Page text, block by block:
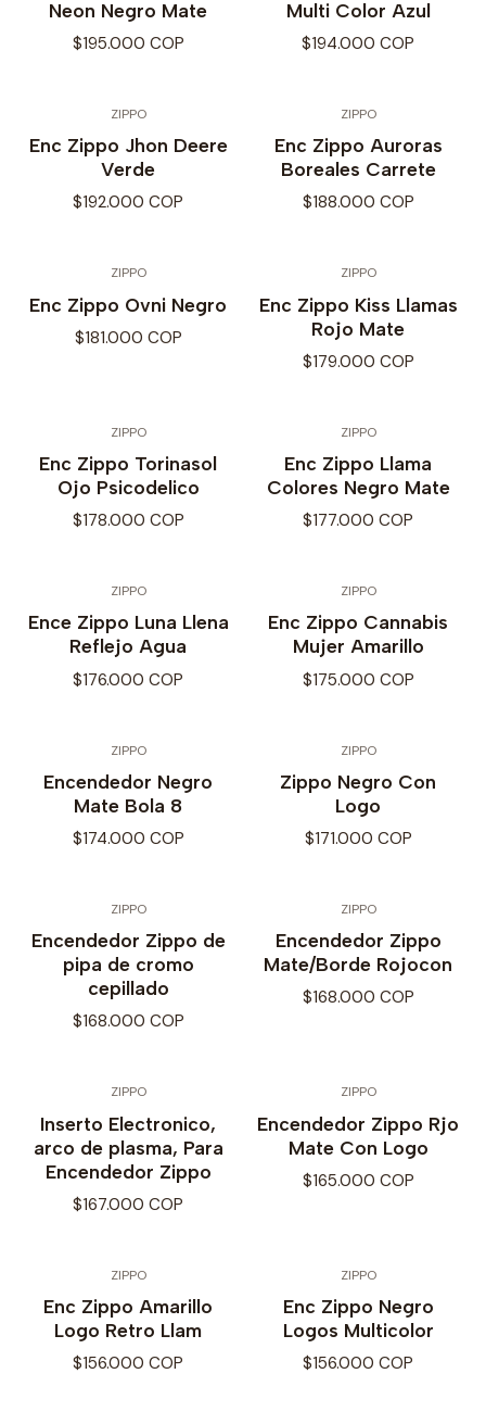
Neon Negro Mate
$195.000 COP
Multi Color Azul
$194.000 COP
ZIPPO
Enc Zippo Jhon Deere
Verde
$192.000 COP
ZIPPO
Enc Zippo Auroras
Boreales Carrete
$188.000 COP
ZIPPO
Enc Zippo Ovni Negro
$181.000 COP
ZIPPO
Enc Zippo Kiss Llamas
Rojo Mate
$179.000 COP
ZIPPO
Enc Zippo Torinasol
Ojo Psicodelico
$178.000 COP
ZIPPO
Enc Zippo Llama
Colores Negro Mate
$177.000 COP
ZIPPO
Ence Zippo Luna Llena
Reflejo Agua
$176.000 COP
ZIPPO
Enc Zippo Cannabis
Mujer Amarillo
$175.000 COP
ZIPPO
Encendedor Negro
Mate Bola 8
$174.000 COP
ZIPPO
Zippo Negro Con
Logo
$171.000 COP
ZIPPO
Encendedor Zippo de
pipa de cromo
cepillado
$168.000 COP
ZIPPO
Encendedor Zippo
Mate/Borde Rojocon
$168.000 COP
ZIPPO
Inserto Electronico,
arco de plasma, Para
Encendedor Zippo
$167.000 COP
ZIPPO
Encendedor Zippo Rjo
Mate Con Logo
$165.000 COP
ZIPPO
Enc Zippo Amarillo
Logo Retro Llam
$156.000 COP
ZIPPO
Enc Zippo Negro
Logos Multicolor
$156.000 COP